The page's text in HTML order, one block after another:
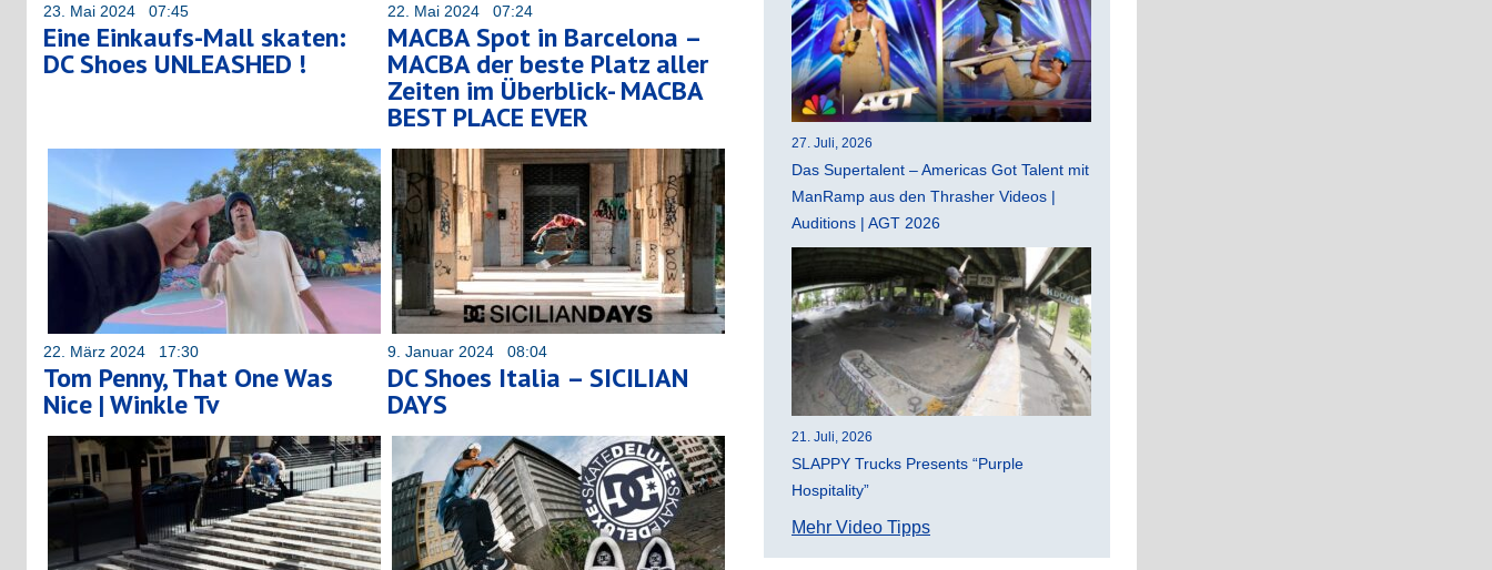
23. Mai 2024 07:45
Eine Einkaufs-Mall skaten:
DC Shoes UNLEASHED !
22. Mai 2024 07:24
MACBA Spot in Barcelona –
MACBA der beste Platz aller
Zeiten im Überblick- MACBA
BEST PLACE EVER
22. März 2024 17:30
Tom Penny, That One Was
Nice | Winkle Tv
9. Januar 2024 08:04
DC Shoes Italia – SICILIAN
DAYS
27. Juli, 2026
Das Supertalent – Americas Got Talent mit
ManRamp aus den Thrasher Videos |
Auditions | AGT 2026
21. Juli, 2026
SLAPPY Trucks Presents “Purple
Hospitality”
Mehr Video Tipps